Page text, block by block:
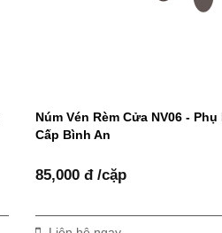
Núm Vén Rèm Cửa NV06 -
Cấp Bình An
85,000 đ /cặp